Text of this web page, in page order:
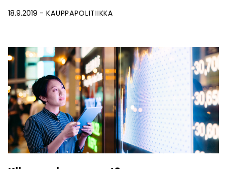
18.9.2019 KAUPPAPOLITIIKKA